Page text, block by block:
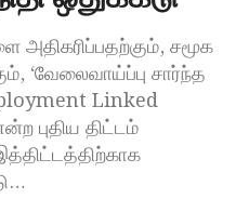
அதிகரிப்பதற்கும், சமூக
‘வேலைவாய்ப்பு சார்ந்த
Linked
புதிய திட்டம்